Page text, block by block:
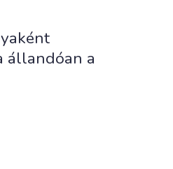
állandóan a